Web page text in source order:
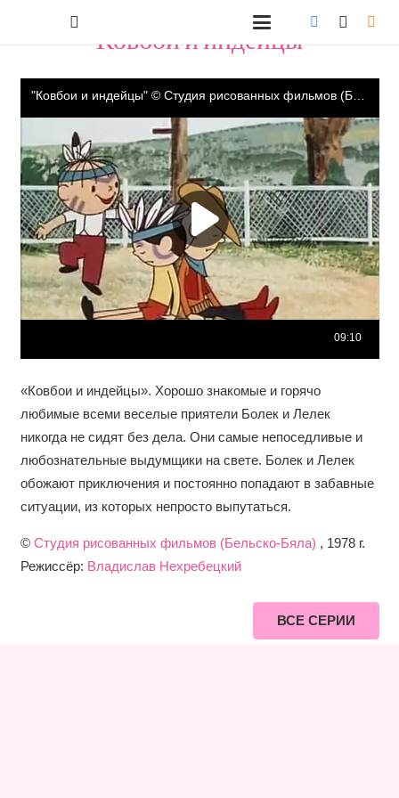
"Ковбои и индейцы"
«Ковбои и индейцы». Хорошо знакомые и горячо
любимые всеми веселые приятели Болек и Лелек
никогда не сидят без дела. Они самые непоседливые и
любознательные выдумщики на свете. Болек и Лелек
обожают приключения и постоянно попадают в забавные
ситуации, из которых непросто выпутаться.
© Студия рисованных фильмов (Бельско-Бяла) , 1978 г.
Режиссёр: Владислав Нехребецкий
ВСЕ СЕРИИ